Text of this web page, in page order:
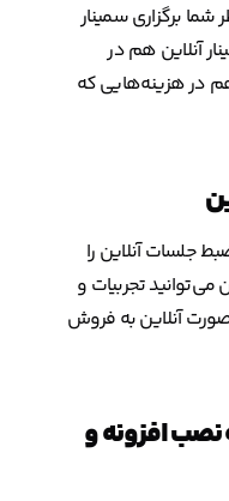
شما برگزاری سمینار
آنلاین هم در
در هزینه‌هایی که
جلسات آنلاین را
تجربیات و
آنلاین به فروش
نصب افزونه و